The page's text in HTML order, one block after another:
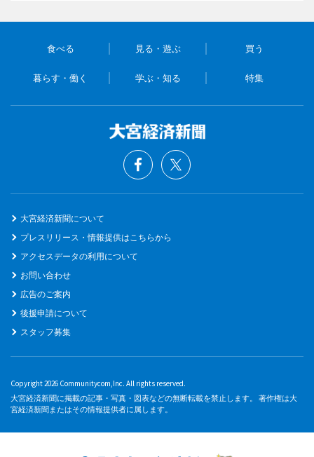
食べる 見る・遊ぶ 買う
暮らす・働く 学ぶ・知る 特集
大宮経済新聞について
プレスリリース・情報提供はこちらから
アクセスデータの利用について
お問い合わせ
広告のご案内
後援申請について
スタッフ募集
Copyright 2026 Communitycom,Inc. All rights reserved.
大宮経済新聞に掲載の記事・写真・図表などの無断転載を禁止します。 著作権は大
宮経済新聞またはその情報提供者に属します。